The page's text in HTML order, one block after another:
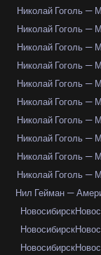
Николай Гоголь —
Николай Гоголь —
Николай Гоголь —
Николай Гоголь —
Николай Гоголь —
Николай Гоголь —
Николай Гоголь —
Николай Гоголь —
Николай Гоголь —
Николай Гоголь —
Нил Гейман —
Новосибирск
Новосибирск
Новосибирск